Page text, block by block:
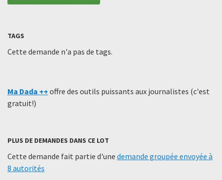
TAGS
Cette demande n'a pas de tags.
Ma Dada ++ offre des outils puissants aux journalistes (c'est
gratuit!)
PLUS DE DEMANDES DANS CE LOT
Cette demande fait partie d'une demande groupée envoyée à
8 autorités